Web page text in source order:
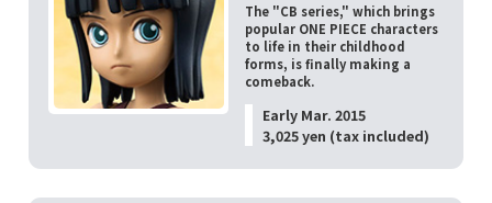
The "CB series," which brings
popular ONE PIECE characters
to life in their childhood
forms, is finally making a
comeback.
Early Mar. 2015
3,025 yen (tax included)